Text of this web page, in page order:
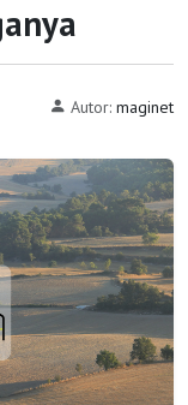
Autor: maginet